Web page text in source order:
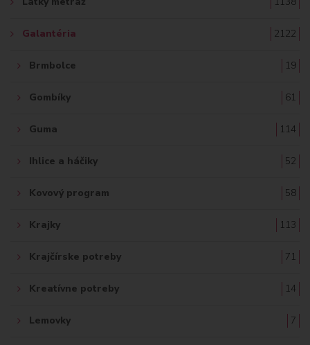
Galantéria 2122
Brmbolce 19
Gombíky 61
Guma 114
Ihlice a háčiky 52
Kovový program 58
Krajky 113
Krajčírske potreby 71
Kreatívne potreby 14
Lemovky 7